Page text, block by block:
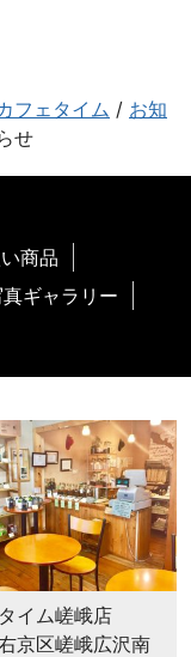
フェタイム / お知
せ
商品
ギャラリー
イム嵯峨店
京区嵯峨広沢南